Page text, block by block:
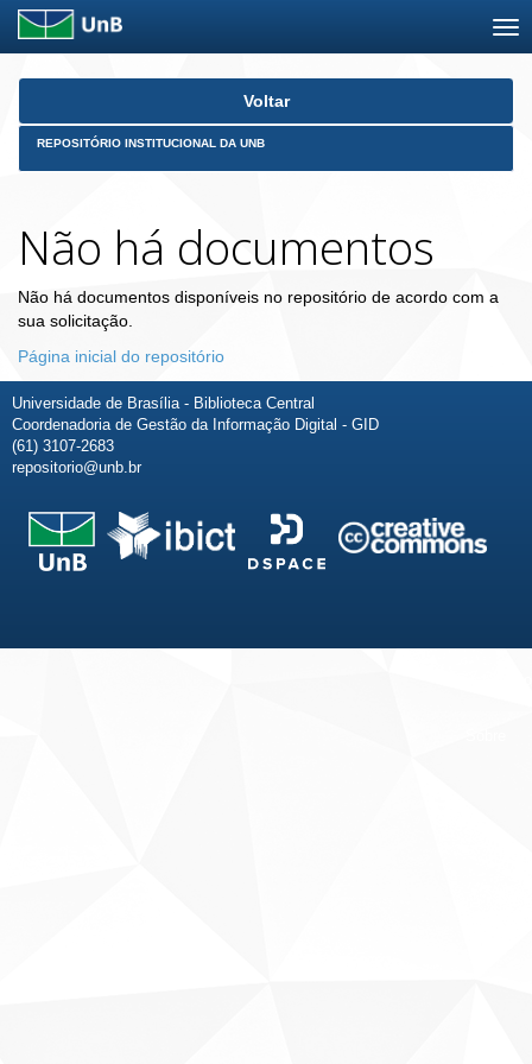
Skip
Voltar
REPOSITÓRIO INSTITUCIONAL DA UNB
Não há documentos
Não há documentos disponíveis no repositório de acordo com a
sua solicitação.
Página inicial do repositório
Universidade de Brasília - Biblioteca Central
Coordenadoria de Gestão da Informação Digital - GID
(61) 3107-2683
repositorio@unb.br